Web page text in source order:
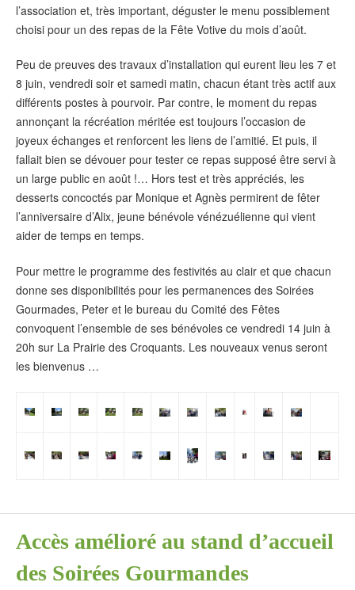
l’association et, très important, déguster le menu possiblement
choisi pour un des repas de la Fête Votive du mois d’août.
Peu de preuves des travaux d’installation qui eurent lieu les 7 et
8 juin, vendredi soir et samedi matin, chacun étant très actif aux
différents postes à pourvoir. Par contre, le moment du repas
annonçant la récréation méritée est toujours l’occasion de
joyeux échanges et renforcent les liens de l’amitié. Et puis, il
fallait bien se dévouer pour tester ce repas supposé être servi à
un large public en août !… Hors test et très appréciés, les
desserts concoctés par Monique et Agnès permirent de fêter
l’anniversaire d’Alix, jeune bénévole vénézuélienne qui vient
aider de temps en temps.
Pour mettre le programme des festivités au clair et que chacun
donne ses disponibilités pour les permanences des Soirées
Gourmades, Peter et le bureau du Comité des Fêtes
convoquent l’ensemble de ses bénévoles ce vendredi 14 juin à
20h sur La Prairie des Croquants. Les nouveaux venus seront
les bienvenus …
Accès amélioré au stand d’accueil
des Soirées Gourmandes